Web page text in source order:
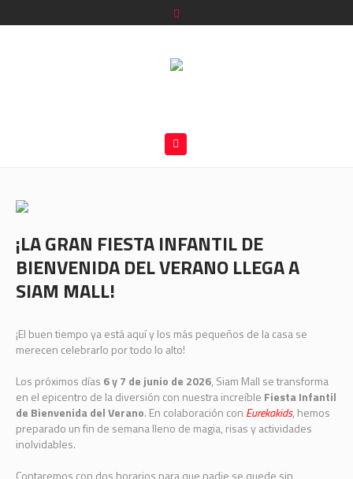
¡LA GRAN FIESTA INFANTIL DE
BIENVENIDA DEL VERANO LLEGA A
SIAM MALL!
¡El buen tiempo ya está aquí y los más pequeños de la casa se
merecen celebrarlo por todo lo alto!
Los próximos días 6 y 7 de junio de 2026, Siam Mall se transforma
en el epicentro de la diversión con nuestra increíble Fiesta Infantil
de Bienvenida del Verano. En colaboración con Eurekakids, hemos
preparado un fin de semana lleno de magia, risas y actividades
inolvidables.
Contaremos con dos horarios para que nadie se quede sin